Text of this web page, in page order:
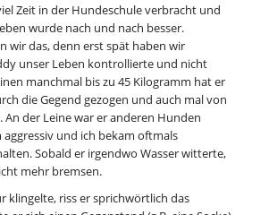
Zeit in der Hundeschule verbracht und
wurde nach und nach besser.
wir das, denn erst spät haben wir
unser Leben kontrollierte und nicht
manchmal bis zu 45 Kilogramm hat er
die Gegend gezogen und auch mal von
An der Leine war er anderen Hunden
und ich bekam oftmals
Sobald er irgendwo Wasser witterte,
mehr bremsen.
klingelte, riss er sprichwörtlich das